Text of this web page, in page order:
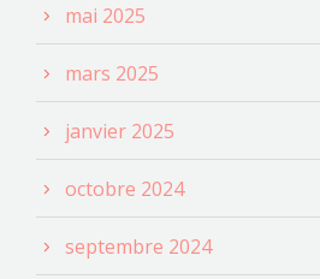
mai 2025
mars 2025
janvier 2025
octobre 2024
septembre 2024